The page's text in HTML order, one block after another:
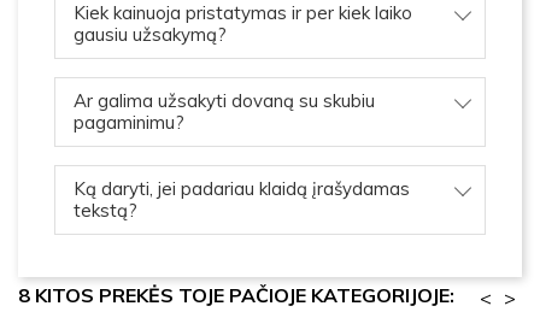
Kiek kainuoja pristatymas ir per kiek laiko
gausiu užsakymą?
Ar galima užsakyti dovaną su skubiu
pagaminimu?
Ką daryti, jei padariau klaidą įrašydamas
tekstą?
8 KITOS PREKĖS TOJE PAČIOJE KATEGORIJOJE: >
<